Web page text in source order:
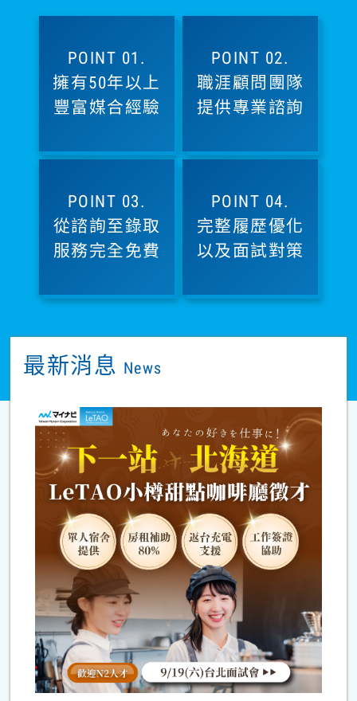
POINT 01.
擁有50年以上
豐富媒合經驗
POINT 02.
職涯顧問團隊
提供專業諮詢
POINT 03.
從諮詢至錄取
服務完全免費
POINT 04.
完整履歷優化
以及面試對策
最新消息 News